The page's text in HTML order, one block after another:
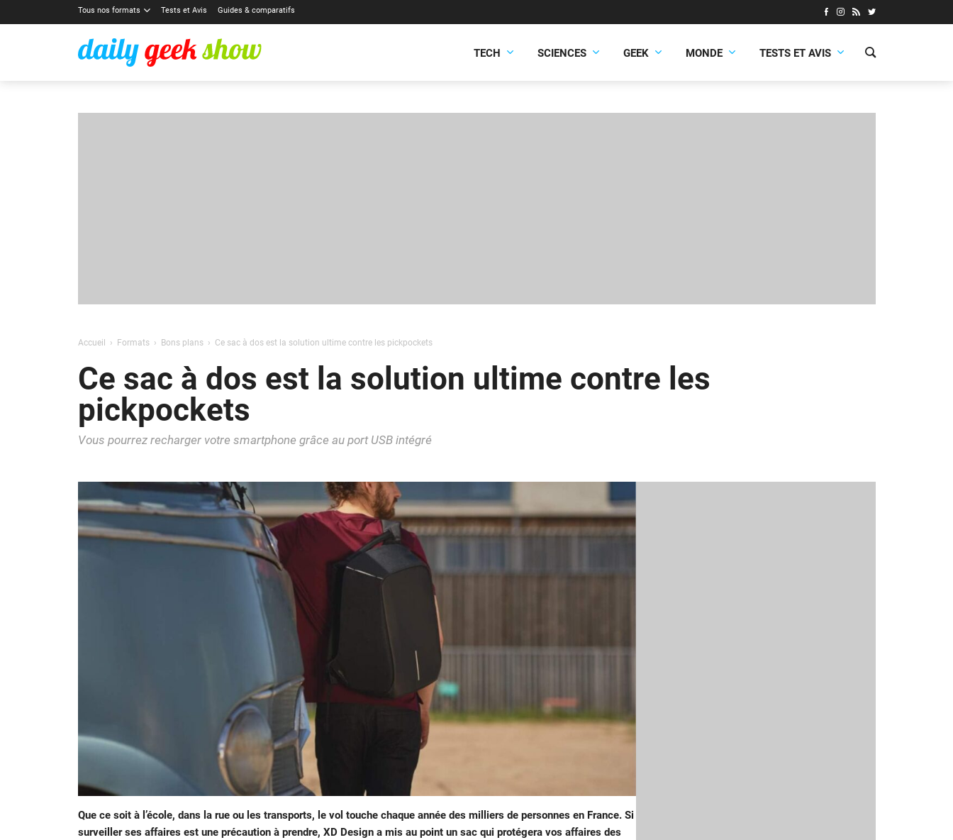
Tous nos formats Tests et Avis Guides & comparatifs
TECH SCIENCES GEEK MONDE TESTS ET AVIS
Accueil Formats Bons plans Ce sac à dos est la solution ultime contre les pickpockets
Ce sac à dos est la solution ultime contre les
pickpockets
Vous pourrez recharger votre smartphone grâce au port USB intégré
Que ce soit à l’école, dans la rue ou les transports, le vol touche chaque année des milliers de personnes en France. Si
surveiller ses affaires est une précaution à prendre, XD Design a mis au point un sac qui protégera vos affaires des